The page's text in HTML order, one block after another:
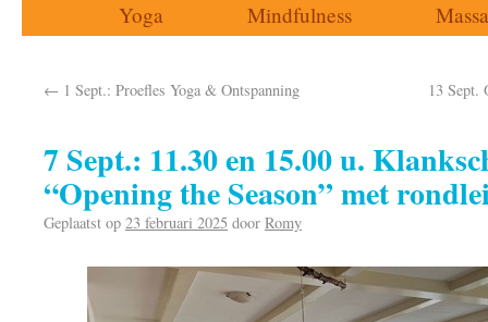
Yoga
Mindfulness
← 1 Sept.: Proefles Yoga & Ontspanning 13 Sept.
7 Sept.: 11.30 en 15.00 u.
“Opening the Season” met
Geplaatst op 23 februari 2025 door Romy